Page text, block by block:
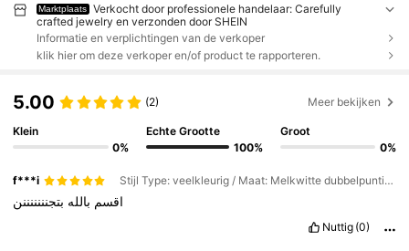
Marktplaats
Verkocht door professionele handelaar: Carefully
crafted jewelry en verzonden door SHEIN
Informatie en verplichtingen van de verkoper
klik hier om deze verkoper en/of product te rapporteren.
5.00 (2) Meer bekijken
Klein
0%
Echte Grootte
100%
Groot
0%
f***i Stijl Type: veelkleurig / Maat: Melkwitte dubbelpuntige zilveren
اقسم بالله بتجنننننننن
Nuttig (0)